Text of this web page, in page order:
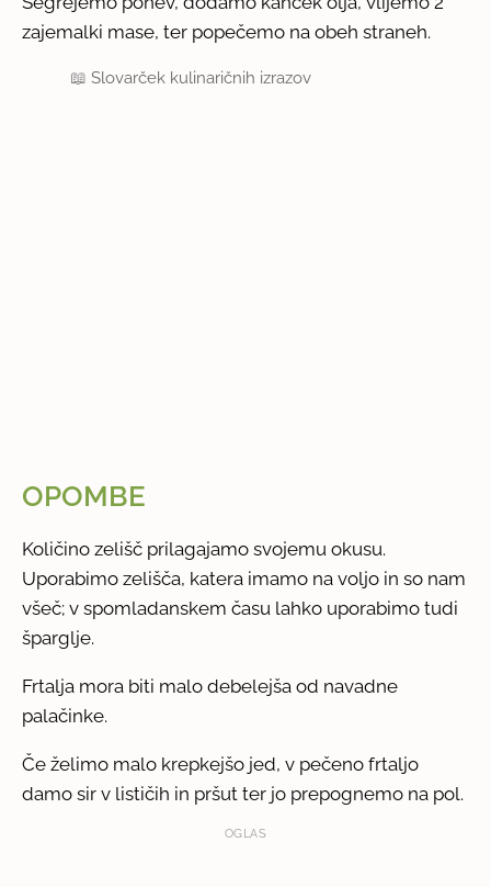
zajemalki mase, ter popečemo na obeh straneh.
📖Slovarček kulinaričnih izrazov
OPOMBE
Količino zelišč prilagajamo svojemu okusu.
Uporabimo zelišča, katera imamo na voljo in so nam
všeč; v spomladanskem času lahko uporabimo tudi
šparglje.
Frtalja mora biti malo debelejša od navadne
palačinke.
Če želimo malo krepkejšo jed, v pečeno frtaljo
damo sir v lističih in pršut ter jo prepognemo na pol.
OGLAS